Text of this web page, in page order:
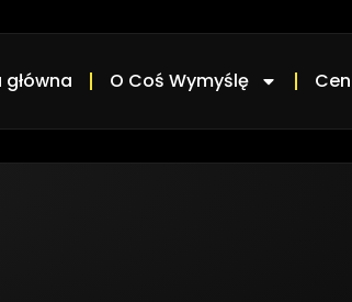
O Coś Wymyślę